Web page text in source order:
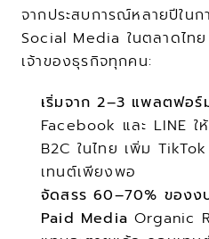
จากประสบการณ์หลายปีในก
Social Media ในตลาดไท
เจ้าของธุรกิจทุกคน:
เริ่มจาก 2–3 แพลตฟอร์
Facebook และ LINE
B2C ในไทย เพิ่ม
เทนต์เพียงพอ
จัดสรร 60–70% ของ
Paid Media Organic